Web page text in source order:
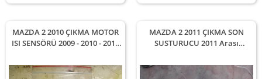
MAZDA 2 2010 ÇIKMA MOTOR
ISI SENSÖRÜ 2009 - 2010 - 2011
MAZDA 2 2011 ÇIKMA SON
SUSTURUCU 2011 Arası